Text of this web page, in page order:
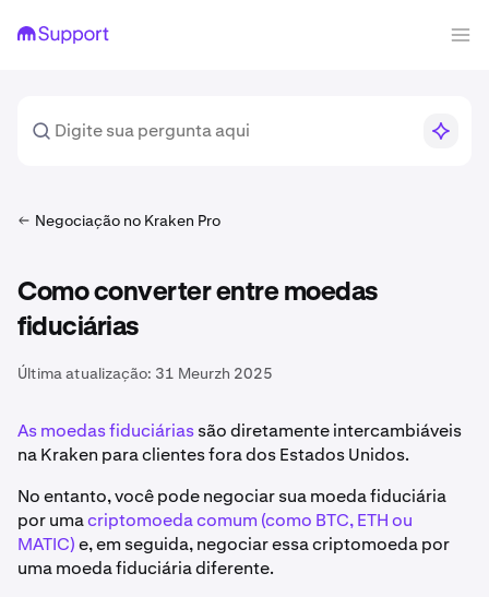
Negociação no Kraken Pro
Como converter entre moedas
fiduciárias
Última atualização: 31 Meurzh 2025
As moedas fiduciáriassão diretamente intercambiáveis
na Kraken para clientes fora dos Estados Unidos.
No entanto, você pode negociar sua moeda fiduciária
por umacriptomoeda comum (como BTC, ETH ou
MATIC)e, em seguida, negociar essa criptomoeda por
uma moeda fiduciária diferente.